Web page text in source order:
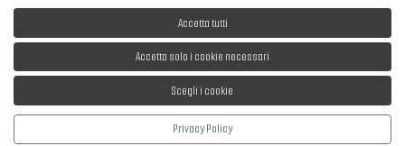
Sviluppato daNewMediaConsulting
Accetta tutti
Accetta solo i cookie necessari
Scegli i cookie
Privacy Policy